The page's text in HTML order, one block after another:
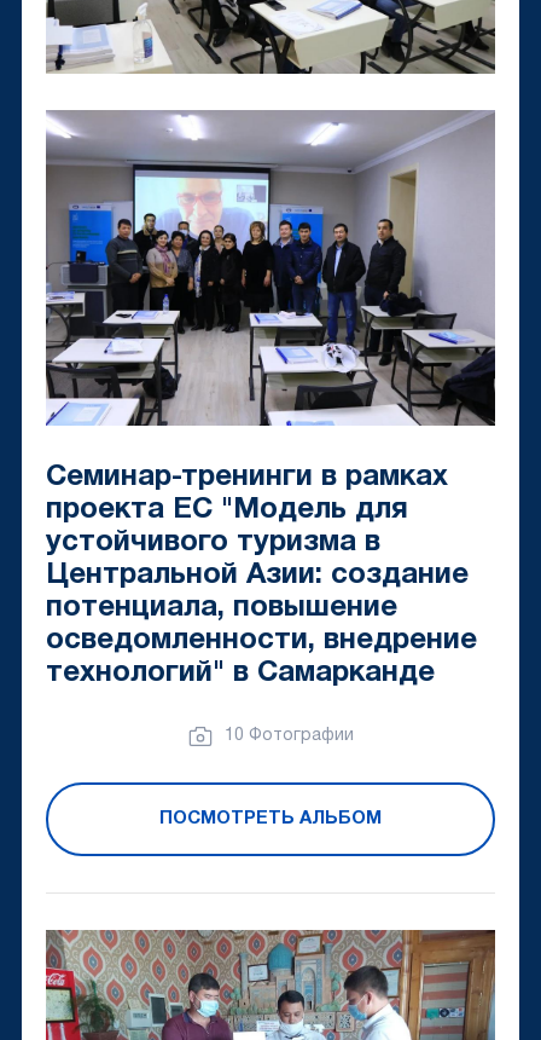
Семинар-тренинги в рамках
проекта ЕС "Модель для
устойчивого туризма в
Центральной Азии: создание
потенциала, повышение
осведомленности, внедрение
технологий" в Самарканде
ПОСМОТРЕТЬ АЛЬБОМ
10 Фотографии